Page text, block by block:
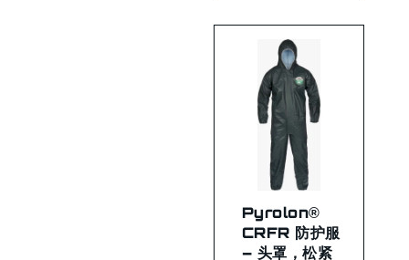
Pyrolon®
CRFR 防护服
– 头罩，松紧